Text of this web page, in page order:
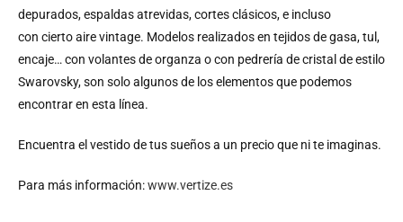
depurados, espaldas atrevidas, cortes clásicos, e incluso
con cierto aire vintage. Modelos realizados en tejidos de gasa, tul,
encaje… con volantes de organza o con pedrería de cristal de estilo
Swarovsky, son solo algunos de los elementos que podemos
encontrar en esta línea.
Encuentra el vestido de tus sueños a un precio que ni te imaginas.
Para más información:www.vertize.es